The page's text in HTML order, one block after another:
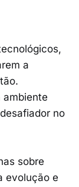
a
ambiente
no
sobre
evolução e